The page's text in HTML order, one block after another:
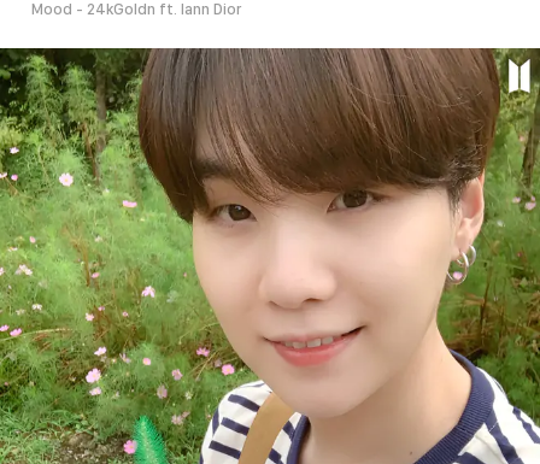
Mood - 24kGoldn ft. Iann Dior